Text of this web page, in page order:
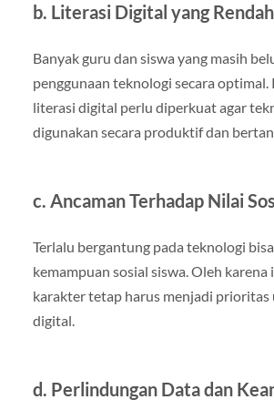
b. Literasi Digital yang Rendah
Banyak guru dan siswa yang masih
penggunaan teknologi secara optimal.
literasi digital perlu diperkuat agar
digunakan secara produktif dan
c. Ancaman Terhadap Nilai
Terlalu bergantung pada teknologi
kemampuan sosial siswa. Oleh
karakter tetap harus menjadi prioritas
digital.
d. Perlindungan Data dan